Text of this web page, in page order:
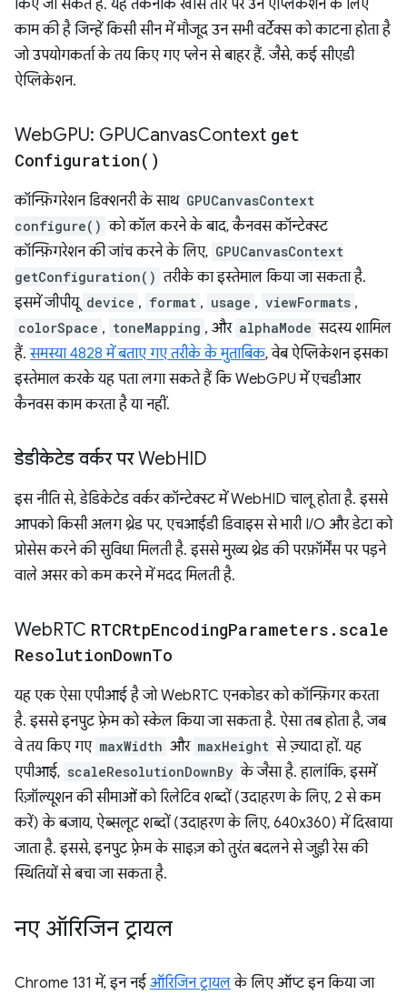
किए जा सकते हैं. यह तकनीक खास तौर पर उन ऐप्लिकेशन के लिए
काम की है जिन्हें किसी सीन में मौजूद उन सभी वर्टेक्स को काटना होता है
जो उपयोगकर्ता के तय किए गए प्लेन से बाहर हैं. जैसे, कई सीएडी
ऐप्लिकेशन.
WebGPU: GPUCanvasContext get
Configuration( )
कॉन्फ़िगरेशन डिक्शनरी के साथ GPUCanvasContext
configure() को कॉल करने के बाद, कैनवस कॉन्टेक्स्ट
कॉन्फ़िगरेशन की जांच करने के लिए, GPUCanvasContext
getConfiguration() तरीके का इस्तेमाल किया जा सकता है.
इसमें जीपीयू device , format , usage , viewFormats ,
colorSpace , toneMapping , और alphaMode सदस्य शामिल
हैं.समस्या 4828 में बताए गए तरीके के मुताबिक, वेब ऐप्लिकेशन इसका
इस्तेमाल करके यह पता लगा सकते हैं कि WebGPU में एचडीआर
कैनवस काम करता है या नहीं.
डेडीकेटेड वर्कर पर WebHID
इस नीति से, डेडिकेटेड वर्कर कॉन्टेक्स्ट में WebHID चालू होता है. इससे
आपको किसी अलग थ्रेड पर, एचआईडी डिवाइस से भारी I/O और डेटा को
प्रोसेस करने की सुविधा मिलती है. इससे मुख्य थ्रेड की परफ़ॉर्मेंस पर पड़ने
वाले असर को कम करने में मदद मिलती है.
WebRTC RTCRtpEncodingParameters . scale
ResolutionDownTo
यह एक ऐसा एपीआई है जो WebRTC एनकोडर को कॉन्फ़िगर करता
है. इससे इनपुट फ़्रेम को स्केल किया जा सकता है. ऐसा तब होता है, जब
वे तय किए गए maxWidth और maxHeight से ज़्यादा हों. यह
एपीआई, scaleResolutionDownBy के जैसा है. हालांकि, इसमें
रिज़ॉल्यूशन की सीमाओं को रिलेटिव शब्दों (उदाहरण के लिए, 2 से कम
करें) के बजाय, ऐब्सलूट शब्दों (उदाहरण के लिए, 640x360) में दिखाया
जाता है. इससे, इनपुट फ़्रेम के साइज़ को तुरंत बदलने से जुड़ी रेस की
स्थितियों से बचा जा सकता है.
नए ऑरिजिन ट्रायल
Chrome 131 में, इन नई ऑरिजिन ट्रायलके लिए ऑप्ट इन किया जा